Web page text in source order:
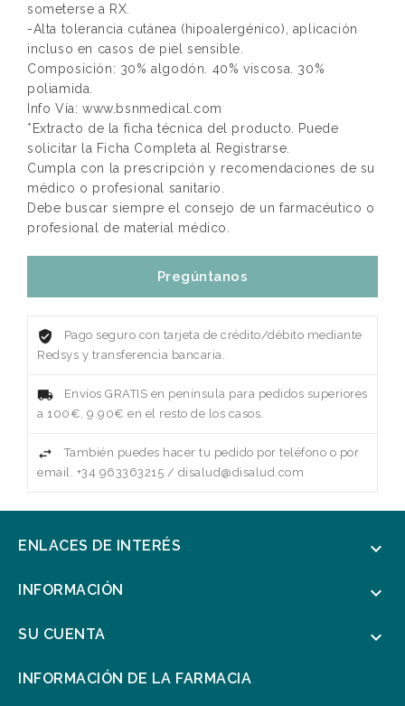
someterse a RX.
-Alta tolerancia cutánea (hipoalergénico), aplicación
incluso en casos de piel sensible.
Composición: 30% algodón. 40% viscosa. 30%
poliamida.
Info Vía: www.bsnmedical.com
*Extracto de la ficha técnica del producto. Puede
solicitar la Ficha Completa al Registrarse.
Cumpla con la prescripción y recomendaciones de su
médico o profesional sanitario.
Debe buscar siempre el consejo de un farmacéutico o
profesional de material médico.
Pregúntanos
Pago seguro con tarjeta de crédito/débito mediante
Redsys y transferencia bancaria.
Envíos GRATIS en península para pedidos superiores
a 100€, 9.90€ en el resto de los casos.
También puedes hacer tu pedido por teléfono o por
email. +34 963363215 / disalud@disalud.com
ENLACES DE INTERÉS 
INFORMACIÓN 
SU CUENTA 
INFORMACIÓN DE LA FARMACIA